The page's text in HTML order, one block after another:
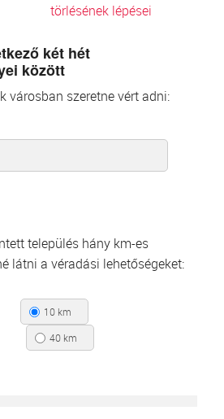
törlésének lépései
két hét
között
városban szeretne vért adni:
település hány km-es
látni a véradási lehetőségeket:
10 km
40 km